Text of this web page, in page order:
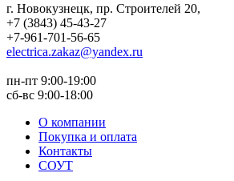
г. Новокузнецк, пр. Строителей 20,
+7 (3843) 45-43-27
+7-961-701-56-65
electrica.zakaz@yandex.ru
пн-пт 9:00-19:00
сб-вс 9:00-18:00
О компании
Покупка и оплата
Контакты
СОУТ